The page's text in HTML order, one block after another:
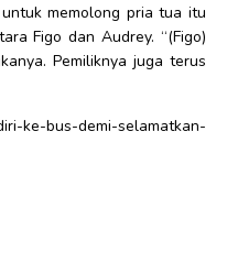
memolong pria tua itu
Figo dan Audrey. “(Figo)
Pemiliknya juga terus
bus-demi-selamatkan-